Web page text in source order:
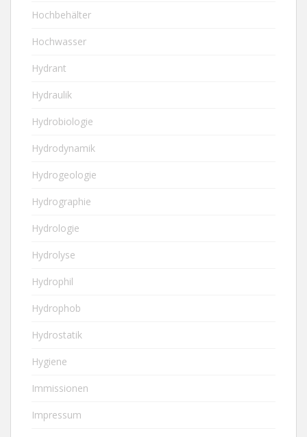
Hochbehälter
Hochwasser
Hydrant
Hydraulik
Hydrobiologie
Hydrodynamik
Hydrogeologie
Hydrographie
Hydrologie
Hydrolyse
Hydrophil
Hydrophob
Hydrostatik
Hygiene
Immissionen
Impressum